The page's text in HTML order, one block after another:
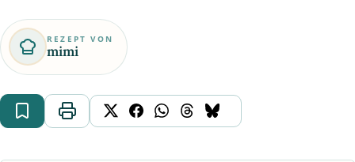
REZEPT VON
mimi